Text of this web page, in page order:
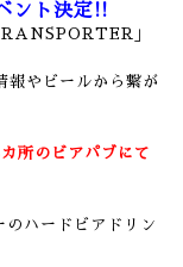
ント決定!!
」
報やビールから繋が
所のビアパブにて
ハードビアドリン